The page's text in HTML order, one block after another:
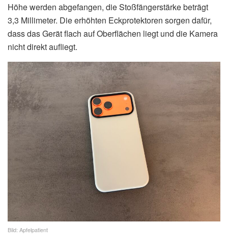
Höhe werden abgefangen, die Stoßfängerstärke beträgt
3,3 Millimeter. Die erhöhten Eckprotektoren sorgen dafür,
dass das Gerät flach auf Oberflächen liegt und die Kamera
nicht direkt aufliegt.
Bild: Apfelpatient